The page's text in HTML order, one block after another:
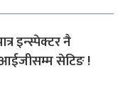
इन्स्पेक्टर नै
सेटिङ !